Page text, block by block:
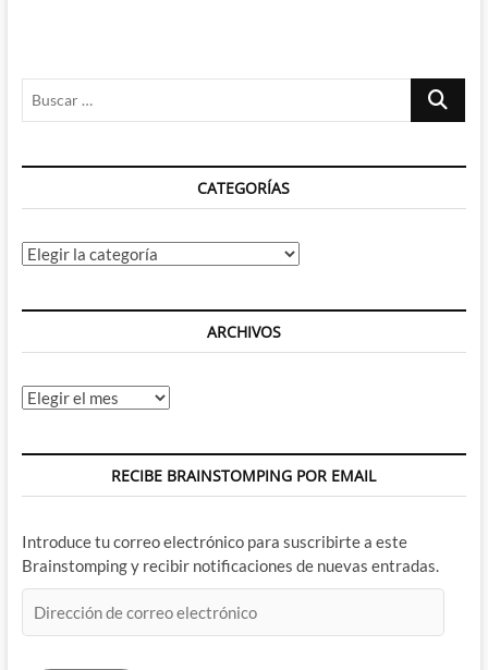
Buscar
CATEGORÍAS
Categorías
ARCHIVOS
Archivos
RECIBE BRAINSTOMPING POR EMAIL
Introduce tu correo electrónico para suscribirte a este
Brainstomping y recibir notificaciones de nuevas entradas.
de